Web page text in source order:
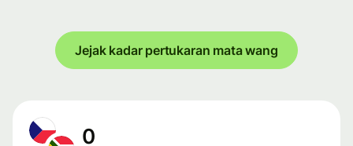
Jejak kadar pertukaran mata wang
0